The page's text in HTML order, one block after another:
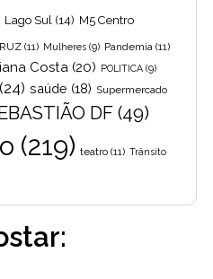
Lago Sul (14) M5 Centro
(11) Mulheres (9) Pandemia (11)
Costa (20) POLITICA (9)
(24) saúde (18) Supermercado
DF (49)
(219) teatro (11) Trânsito